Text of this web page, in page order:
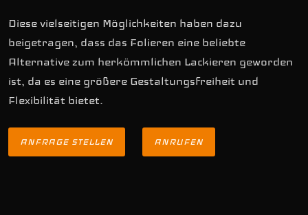
Diese vielseitigen Möglichkeiten haben dazu
beigetragen, dass das Folieren eine beliebte
Alternative zum herkömmlichen Lackieren geworden
ist, da es eine größere Gestaltungsfreiheit und
Flexibilität bietet.
ANFRAGE STELLEN ANRUFEN